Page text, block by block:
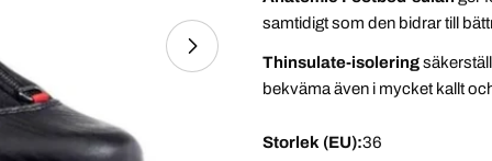
samtidigt som den bidrar till
Thinsulate-isolering
bekväma även i mycket kallt
Storlek (EU):36